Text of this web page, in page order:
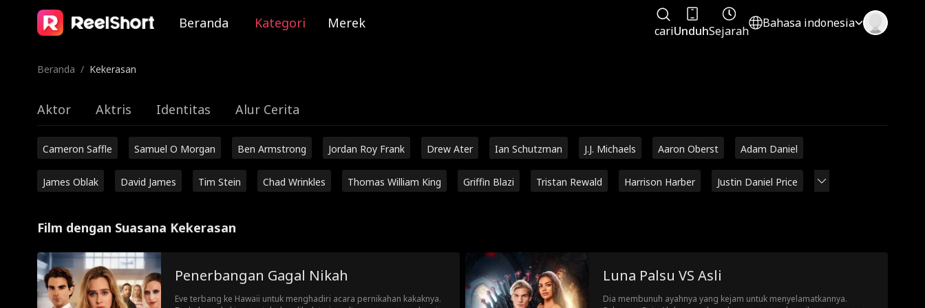
Beranda Kategori Merek cariUnduhSejarah
Bahasa indonesia
Beranda / Kekerasan
Aktor Aktris Identitas Alur Cerita
Cameron Saffle Samuel O Morgan Ben Armstrong Jordan Roy Frank Drew Ater Ian Schutzman J.J. Michaels Aaron Oberst Adam Daniel
James Oblak David James Tim Stein Chad Wrinkles Thomas William King Griffin Blazi Tristan Rewald Harrison Harber Justin Daniel Price
Film dengan Suasana Kekerasan
Penerbangan Gagal Nikah
Eve terbang ke Hawaii untuk menghadiri acara pernikahan kakaknya.
Luna Palsu VS Asli
Dia membunuh ayahnya yang kejam untuk menyelamatkannya.